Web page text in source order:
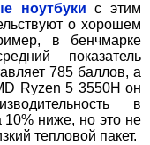
ноутбуки с этим
о хорошем
в бенчмарке
показатель
785 баллов, а
Ryzen 5 3550H он
в
ниже, но это не
тепловой пакет.